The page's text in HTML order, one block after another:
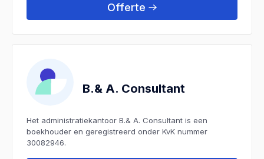
Offerte
B.& A. Consultant
Het administratiekantoor B.& A. Consultant is een
boekhouder en geregistreerd onder KvK nummer
30082946.